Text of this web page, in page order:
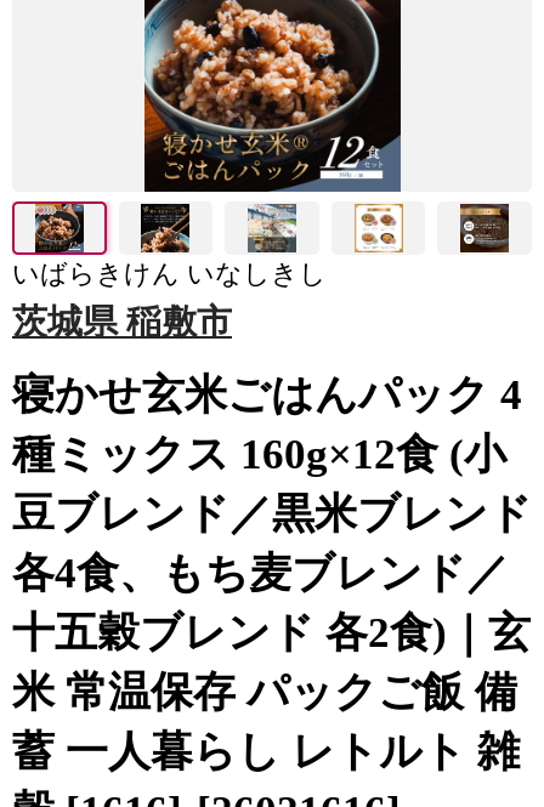
いばらきけん いなしきし
茨城県 稲敷市
寝かせ玄米ごはんパック 4
種ミックス 160g×12食 (小
豆ブレンド／黒米ブレンド
各4食、もち麦ブレンド／
十五穀ブレンド 各2食)｜玄
米 常温保存 パックご飯 備
蓄 一人暮らし レトルト 雑